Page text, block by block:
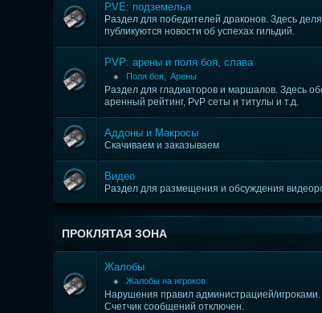
PVE: подземелья
Раздел для победителей драконов. Здесь
публикуются новости об успехах гильдий.
PVP: арены и поля боя, слава
Поля боя Арены
Раздел для гладиаторов и маршалов. Здесь
аренный рейтинг, PvP сеты и титулы и т.д.
Аддоны и Макросы
Скачиваем и заказываем
Видео
Раздел для размещения и обсуждения
ПРОКЛЯТАЯ ЗОНА
Жалобы
Жалобы на игроков
Нарушения правил администрацией/
Счетчик сообщений отключен.